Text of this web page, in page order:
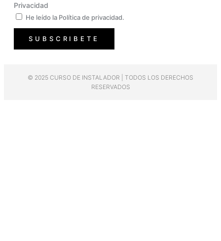
Privacidad
He leído la Política de privacidad.
SUBSCRIBETE
© 2025 CURSO DE INSTALADOR | TODOS LOS DERECHOS
RESERVADOS